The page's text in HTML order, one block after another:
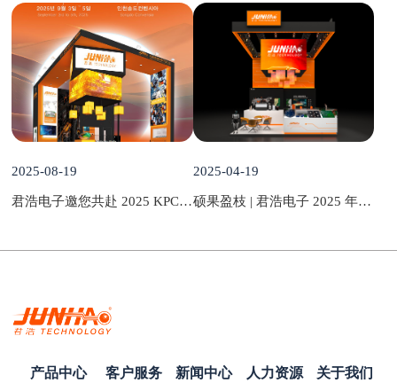
2025-08-19
君浩电子邀您共赴 2025 KPCA SHOW，聚焦 PCB 基板创新，共启合作新篇
2025-04-19
硕果盈枝 | 君浩电子 2025 年慕尼黑上海电子展圆满收官
产品中心 客户服务 新闻中心 人力资源 关于我们